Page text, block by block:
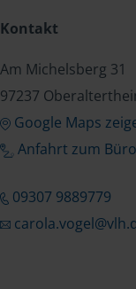
Kontakt
Am Michelsberg 31
97237
Google Maps
Anfahrt zum Büro
09307 9889779